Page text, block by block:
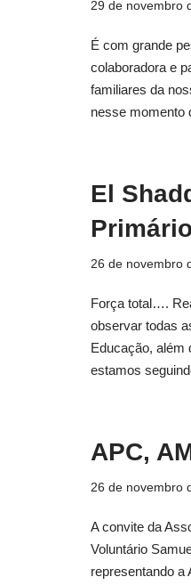
29 de novembro
É com grande
colaboradora e
familiares da
nesse momento
El
26 de novembro
Força total….
observar todas
Educação, além
estamos
APC,
26 de novembro
A convite da
Voluntário
representando a